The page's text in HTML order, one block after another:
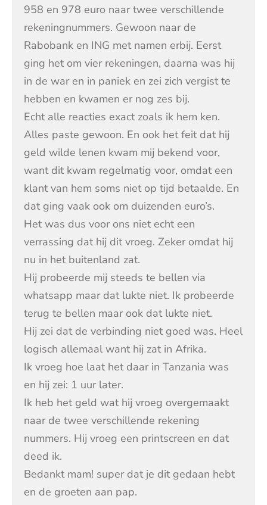
958 en 978 euro naar twee verschillende
rekeningnummers. Gewoon naar de
Rabobank en ING met namen erbij. Eerst
ging het om vier rekeningen, daarna was hij
in de war en in paniek en zei zich vergist te
hebben en kwamen er nog zes bij.
Echt alle reacties exact zoals ik hem ken.
Alles paste gewoon. En ook het feit dat hij
geld wilde lenen kwam mij bekend voor,
want dit kwam regelmatig voor, omdat een
klant van hem soms niet op tijd betaalde. En
dat ging vaak ook om duizenden euro’s.
Het was dus voor ons niet echt een
verrassing dat hij dit vroeg. Zeker omdat hij
nu in het buitenland zat.
Hij probeerde mij steeds te bellen via
whatsapp maar dat lukte niet. Ik probeerde
terug te bellen maar ook dat lukte niet.
Hij zei dat de verbinding niet goed was. Heel
logisch allemaal want hij zat in Afrika.
Ik vroeg hoe laat het daar in Tanzania was
en hij zei: 1 uur later.
Ik heb het geld wat hij vroeg overgemaakt
naar de twee verschillende rekening
nummers. Hij vroeg een printscreen en dat
deed ik.
Bedankt mam! super dat je dit gedaan hebt
en de groeten aan pap.